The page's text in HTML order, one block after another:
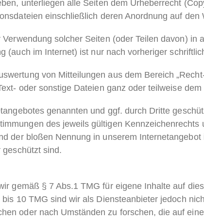
unterliegen alle Seiten dem Urheberrecht
einschließlich deren Anordnung auf den
solcher Seiten (oder Teilen davon)
(auch im Internet) ist nur nach vorheriger
von Mitteilungen aus dem Bereich
oder sonstige Dateien ganz oder teilweise
genannten und ggf. durch Dritte
des jeweils gültigen
der bloßen Nennung in unserem
sind.
gemäß § 7 Abs.1 TMG für eigene Inhalte auf
10 TMG sind wir als Diensteanbieter jedoch
oder nach Umständen zu forschen, die auf